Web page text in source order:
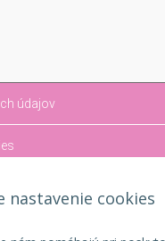
nastavenie cookies
údajov
doprava